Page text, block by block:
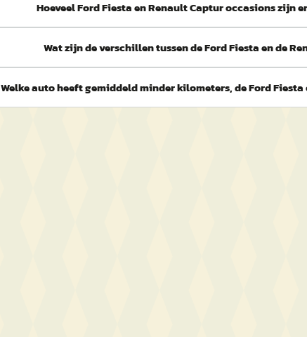
Hoeveel Ford Fiesta en Renault Captur occasions zijn
Wat zijn de verschillen tussen de Ford Fiesta en de
Welke auto heeft gemiddeld minder kilometers, de Ford